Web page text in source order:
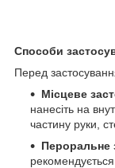
Способи
Перед
Місцеве
нанесіть на
частину руки,
Пероральне